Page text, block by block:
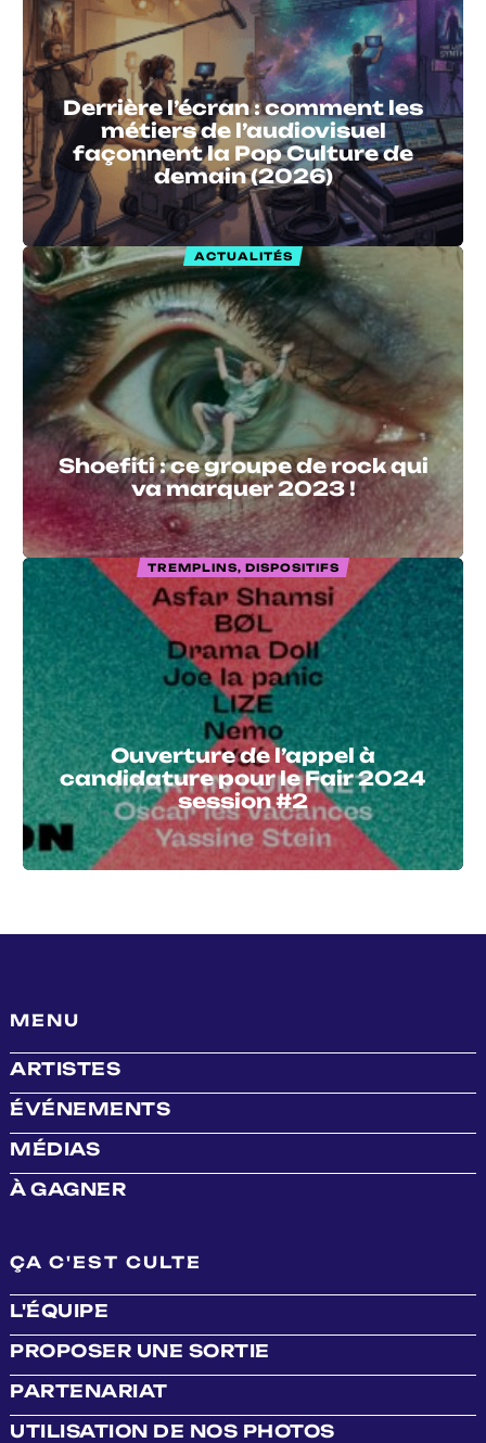
Derrière l’écran : comment les
métiers de l’audiovisuel
façonnent la Pop Culture de
demain (2026)
ACTUALITÉS
Shoefiti : ce groupe de rock qui
va marquer 2023 !
TREMPLINS, DISPOSITIFS
Ouverture de l’appel à
candidature pour le Fair 2024
session #2
MENU
ARTISTES
ÉVÉNEMENTS
MÉDIAS
À GAGNER
ÇA C'EST CULTE
L'ÉQUIPE
PROPOSER UNE SORTIE
PARTENARIAT
UTILISATION DE NOS PHOTOS